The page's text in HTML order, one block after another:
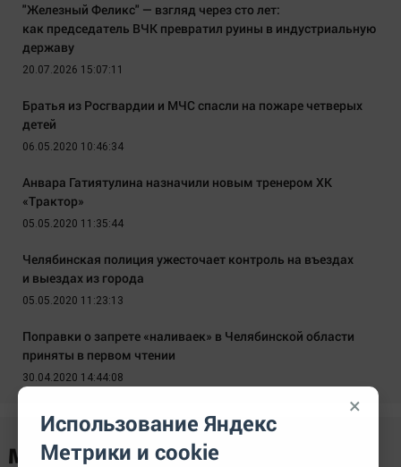
"Железный Феликс" — взгляд через сто лет:
как председатель ВЧК превратил руины в индустриальную
державу
20.07.2026 15:07:11
Братья из Росгвардии и МЧС спасли на пожаре четверых
детей
06.05.2020 10:46:34
Анвара Гатиятулина назначили новым тренером ХК
«Трактор»
05.05.2020 11:35:44
Челябинская полиция ужесточает контроль на въездах
и выездах из города
05.05.2020 11:23:13
Поправки о запрете «наливаек» в Челябинской области
приняты в первом чтении
30.04.2020 14:44:08
×
Использование Яндекс
Метрики и cookie